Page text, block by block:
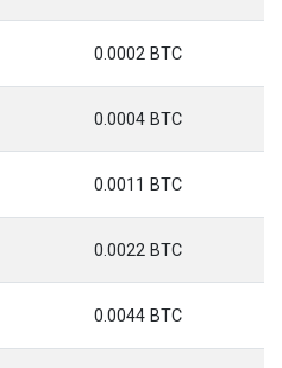
0.0002 BTC
0.0004 BTC
0.0011 BTC
0.0022 BTC
0.0044 BTC